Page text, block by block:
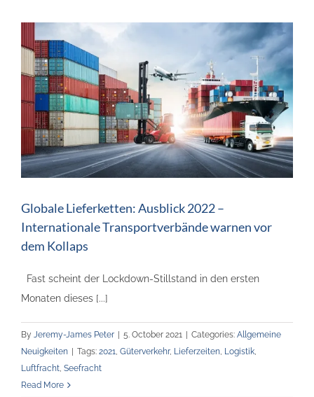
Globale Lieferketten: Ausblick 2022 –
Internationale Transportverbände warnen vor
dem Kollaps
Fast scheint der Lockdown-Stillstand in den ersten
Monaten dieses [...]
By Jeremy-James Peter 5. October 2021 Categories: Allgemeine
Neuigkeiten
Tags: 2021, Güterverkehr, Lieferzeiten, Logistik,
Luftfracht, Seefracht
Read More